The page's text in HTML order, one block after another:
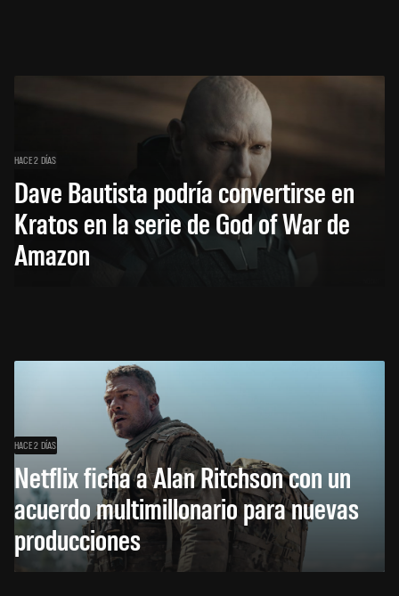
HACE 2 DÍAS
Dave Bautista podría convertirse en
Kratos en la serie de God of War de
Amazon
HACE 2 DÍAS
Netflix ficha a Alan Ritchson con un
acuerdo multimillonario para nuevas
producciones